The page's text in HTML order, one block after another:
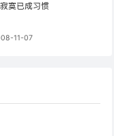
寞已成习惯
11-07